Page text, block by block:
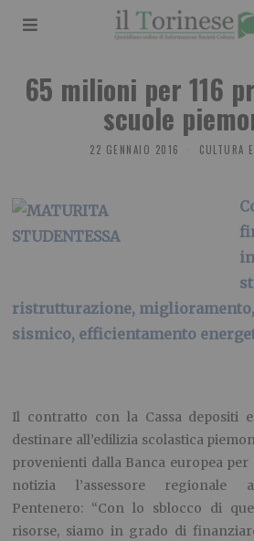
65 milioni per 116
scuole
22 GENNAIO 2016 CULTURA
ristrutturazione, miglioramento,
sismico, efficientamento
Il contratto con la Cassa depositi
destinare all’edilizia scolastica
provenienti dalla Banca europea
notizia l’assessore regionale
Pentenero: “Con lo sblocco di
risorse, siamo in grado di